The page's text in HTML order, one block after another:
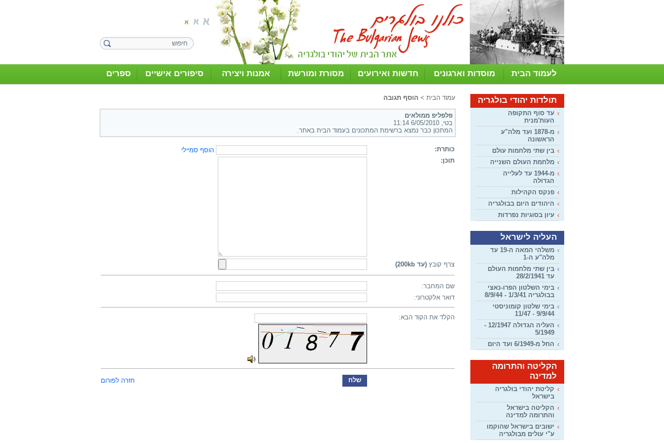
לעמוד הבית מוסדות וארגונים חדשות ואירועים מסורת ומורשת אמנות ויצירה סיפורים אישיים ספרים
תולדות יהודי בולגריה
עד סוף התקופה
העות'מנית
מ-1878 ועד מלה"ע
הראשונה
בין שתי מלחמות עולם
מלחמת העולם השנייה
מ-1944 עד לעלייה
הגדולה
פנקס הקהילות
היהודים היום בבולגריה
עיון בסוגיות נפרדות
העליה לישראל
משלהי המאה ה-19 עד
מלה"ע ה-1
בין שתי מלחמות העולם
עד 28/2/1941
בימי השלטון הפרו-נאצי
בבולגריה 1/3/41 - 8/9/44
בימי שלטון קומוניסטי
9/9/44 - 11/47
העליה הגדולה 12/1947 -
5/1949
החל מ-6/1949 ועד היום
הקליטה והתרומה
למדינה
קליטת יהודי בולגריה
בישראל
הקליטה בישראל
והתרומה למדינה
ישובים בישראל שהוקמו
ע"י עולים מבולגריה
עמוד הבית > הוסף תגובה
פלפליפ ממולאים
בטי, 6/05/2010 11:14
המתכון כבר נמצא ברשימת המתכונים בעמוד הבית באתר.
כותרת:
הוסף סמיילי
תוכן:
צרף קובץ (עד 200kb)
שם המחבר:
דואר אלקטרוני:
הקלד את הקוד הבא:
חזרה לפורום